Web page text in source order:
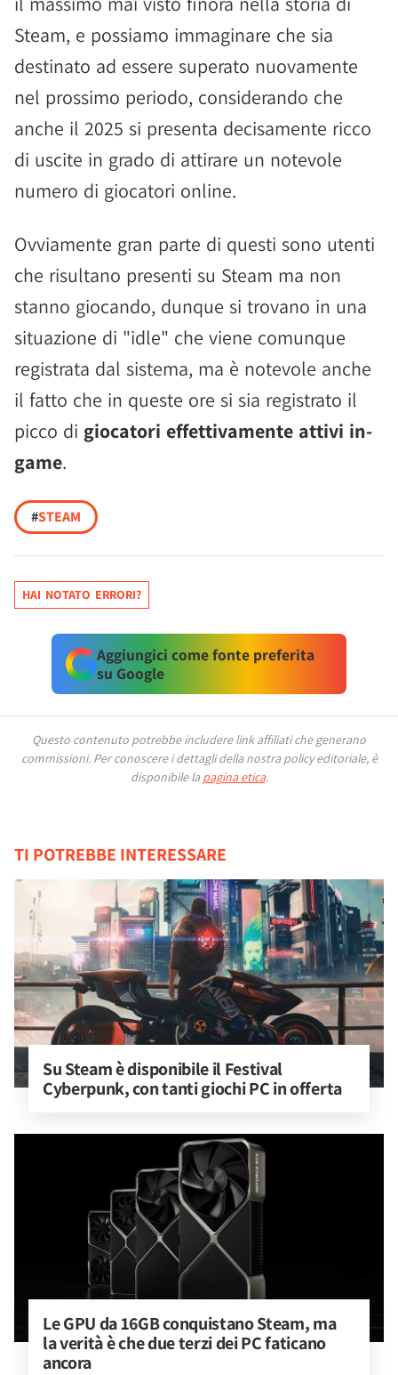
Steam, e possiamo immaginare che sia
destinato ad essere superato nuovamente
nel prossimo periodo, considerando che
anche il 2025 si presenta decisamente ricco
di uscite in grado di attirare un notevole
numero di giocatori online.
Ovviamente gran parte di questi sono utenti
che risultano presenti su Steam ma non
stanno giocando, dunque si trovano in una
situazione di "idle" che viene comunque
registrata dal sistema, ma è notevole anche
il fatto che in queste ore si sia registrato il
picco di giocatori effettivamente attivi in-
game.
#STEAM
HAI NOTATO ERRORI?
Aggiungici come fonte preferita
su Google
Questo contenuto potrebbe includere link affiliati che generano
commissioni. Per conoscere i dettagli della nostra policy editoriale, è
disponibile la pagina etica.
TI POTREBBE INTERESSARE
Su Steam è disponibile il Festival
Cyberpunk, con tanti giochi PC in offerta
Le GPU da 16GB conquistano Steam, ma
la verità è che due terzi dei PC faticano
ancora